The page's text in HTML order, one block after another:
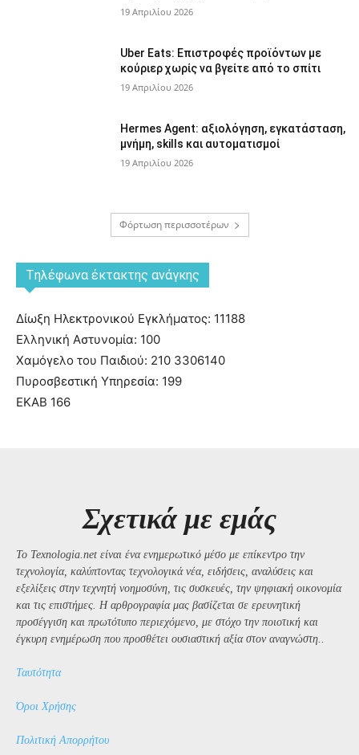
19 Απριλίου 2026
Uber Eats: Επιστροφές προϊόντων με
κούριερ χωρίς να βγείτε από το σπίτι
19 Απριλίου 2026
Hermes Agent: αξιολόγηση, εγκατάσταση,
μνήμη, skills και αυτοματισμοί
19 Απριλίου 2026
Φόρτωση περισσοτέρων
Tηλέφωνα έκτακτης ανάγκης
Δίωξη Ηλεκτρονικού Εγκλήματος: 11188
Ελληνική Αστυνομία: 100
Χαμόγελο του Παιδιού: 210 3306140
Πυροσβεστική Υπηρεσία: 199
ΕΚΑΒ 166
Σχετικά με εμάς
Το Texnologia.net είναι ένα ενημερωτικό μέσο με επίκεντρο την
τεχνολογία, καλύπτοντας τεχνολογικά νέα, ειδήσεις, αναλύσεις και
εξελίξεις στην τεχνητή νοημοσύνη, τις συσκευές, την ψηφιακή οικονομία
και τις επιστήμες. Η αρθρογραφία μας βασίζεται σε ερευνητική
προσέγγιση και πρωτότυπο περιεχόμενο, με στόχο την ποιοτική και
έγκυρη ενημέρωση που προσθέτει ουσιαστική αξία στον αναγνώστη..
Ταυτότητα
Όροι Χρήσης
Πολιτική Απορρήτου